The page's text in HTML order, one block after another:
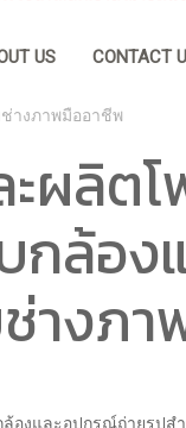
US CONTACT
างภาพมืออาชีพ
ผลิต
กล้อ
างภ
องและอุปกรณ์ถ่ายรูปส